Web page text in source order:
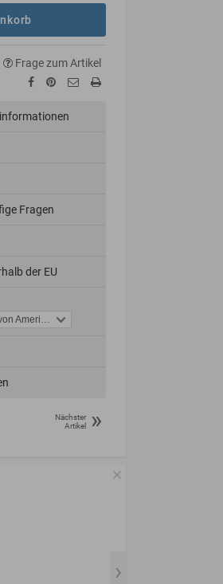
Frage zum Artikel
Fragen
der EU
Nächster
Artikel
»